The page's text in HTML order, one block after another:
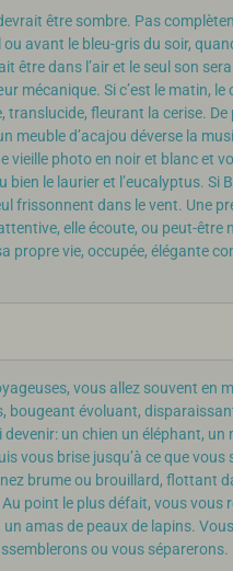
être sombre. Pas
avant le bleu-gris du soir,
être dans l’air et le seul son
mécanique. Si c’est le matin,
translucide, fleurant la cerise.
meuble d’acajou déverse la
vieille photo en noir et blanc et
bien le laurier et l’eucalyptus. Si
frissonnent dans le vent. Une
elle écoute, ou peut-être
propre vie, occupée, élégante
vous allez souvent en
bougeant évoluant,
devenir: un chien un éléphant,
vous brise jusqu’à ce que vous
brume ou brouillard, flottant
point le plus défait, vous vous
un amas de peaux de lapins.
ou vous séparerons.